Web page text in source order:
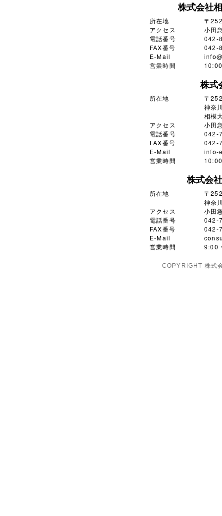
株式会社
所在地
〒
アクセス
小田
電話番号
042-
FAX番号
042-
E-Mail
営業時間
株式
所在地
〒
神奈
相模
アクセス
小田
電話番号
042-
FAX番号
042-
E-Mail
info-
営業時間
株式会
所在地
〒
神奈
アクセス
小田
電話番号
042-
FAX番号
042-
E-Mail
営業時間
9:00
COPYRIGHT 株式